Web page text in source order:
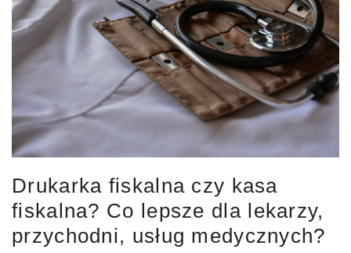
Drukarka fiskalna czy kasa
fiskalna? Co lepsze dla lekarzy,
przychodni, usług medycznych?